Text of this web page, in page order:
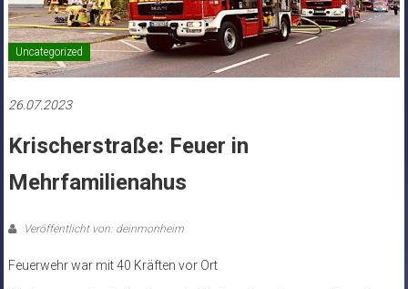
Uncategorized
26.07.2023
Krischerstraße: Feuer in
Mehrfamilienahus
Veröffentlicht von: deinmonheim
Feuerwehr war mit 40 Kräften vor Ort